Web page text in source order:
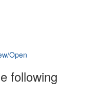
Open
following